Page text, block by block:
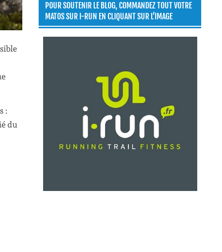
:
du
POUR SOUTENIR LE BLOG, COMMANDEZ TOUT VOTRE
MATOS SUR I-RUN EN CLIQUANT SUR L’IMAGE